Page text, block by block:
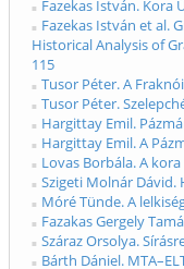
Fazekas István. Kora
Fazekas István et al.
Historical Analysis of
115
Tusor Péter. A
Tusor Péter.
Hargittay Emil.
Hargittay Emil. A
Lovas Borbála. A
Szigeti Molnár Dávid.
Móré Tünde. A
Fazakas Gergely
Száraz Orsolya.
Bárth Dániel.